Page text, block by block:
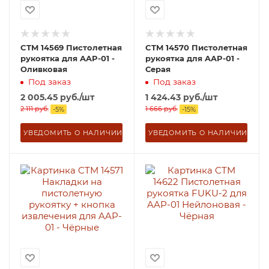
CTM 14569 Пистолетная
рукоятка для AAP-01 -
Оливковая
Под заказ
2 005.45 руб./шт
2 111руб. -5%
УВЕДОМИТЬ О НАЛИЧИИ
CTM 14570 Пистолетная
рукоятка для AAP-01 -
Серая
Под заказ
1 424.43 руб./шт
1 666руб. -15%
УВЕДОМИТЬ О НАЛИЧИИ